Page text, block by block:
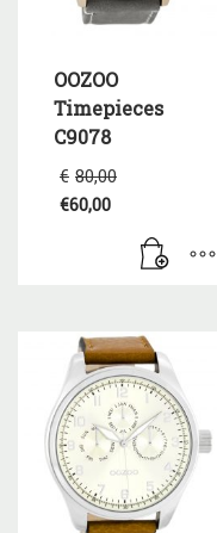
OOZOO
Timepieces
C9078
€ 80,00
€80,00.
€60,00
τρέχουσα